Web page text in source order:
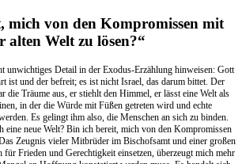
mich von den Kompromissen mit
alten Welt zu lösen?“
unwichtiges Detail in der Exodus-Erzählung hinweisen: Gott
ist und der befreit; es ist nicht Israel, das darum bittet. Der
die Träume aus, er stiehlt den Himmel, er lässt eine Welt als
in der die Würde mit Füßen getreten wird und echte
Es gelingt ihm also, die Menschen an sich zu binden.
eine neue Welt? Bin ich bereit, mich von den Kompromissen
Zeugnis vieler Mitbrüder im Bischofsamt und einer großen
Frieden und Gerechtigkeit einsetzen, überzeugt mich mehr